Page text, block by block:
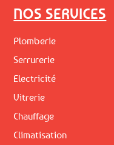
NOS SERVICES
Plomberie
Serrurerie
Electricité
Vitrerie
Chauffage
Climatisation